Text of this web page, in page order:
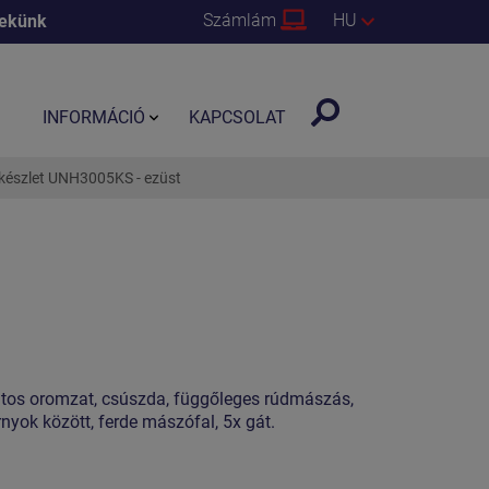
Számlám HU
UNH3005KS - ezüst
oromzat, csúszda, függőleges rúdmászás,
között, ferde mászófal, 5x gát.
INFORMÁCIÓ KAPCSOLAT